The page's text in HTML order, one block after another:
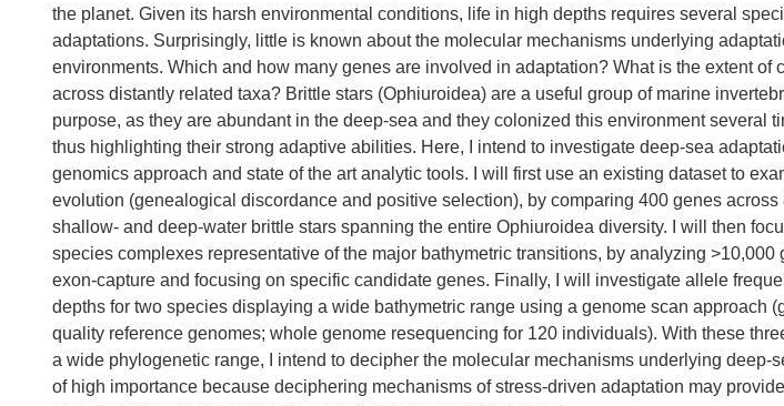
the planet. Given its harsh environmental conditions, life in high depths requires several
adaptations. Surprisingly, little is known about the molecular mechanisms underlying
environments. Which and how many genes are involved in adaptation? What is the extent of
across distantly related taxa? Brittle stars (Ophiuroidea) are a useful group of marine
purpose, as they are abundant in the deep-sea and they colonized this environment several
thus highlighting their strong adaptive abilities. Here, I intend to investigate deep-sea
genomics approach and state of the art analytic tools. I will first use an existing dataset to
evolution (genealogical discordance and positive selection), by comparing 400 genes across
shallow- and deep-water brittle stars spanning the entire Ophiuroidea diversity. I will then
species complexes representative of the major bathymetric transitions, by analyzing >10,000
exon-capture and focusing on specific candidate genes. Finally, I will investigate allele
depths for two species displaying a wide bathymetric range using a genome scan approach
quality reference genomes; whole genome resequencing for 120 individuals). With these
a wide phylogenetic range, I intend to decipher the molecular mechanisms underlying deep-
of high importance because deciphering mechanisms of stress-driven adaptation may